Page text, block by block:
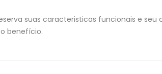
suas caracteristicas funcionais e
benefício.